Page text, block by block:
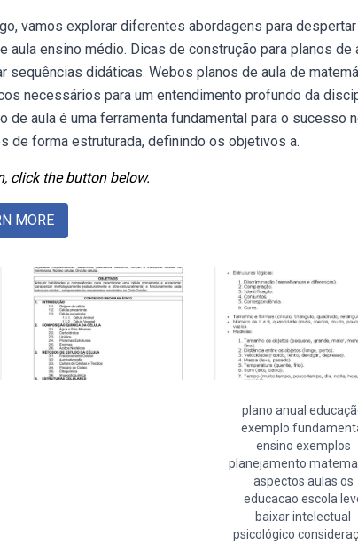
vamos explorar diferentes abordagens para despertar
ensino médio. Dicas de construção para planos de
sequências didáticas. Webos planos de aula de
necessários para um entendimento profundo da
de aula é uma ferramenta fundamental para o sucesso
de forma estruturada, definindo os objetivos a.
click the button below.
MORE
plano anual
exemplo
ensino exemplos
planejamento
aspectos aulas os
educacao escola
baixar intelectual
psicológico